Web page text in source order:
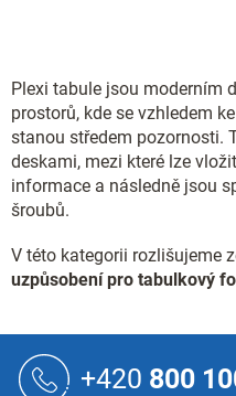
Plexi tabule jsou moderním
prostorů, kde se vzhledem
stanou středem pozornosti.
deskami, mezi které lze
informace a následně jsou
šroubů.
V této kategorii rozlišujeme
uzpůsobení pro tabulkový
+420 800